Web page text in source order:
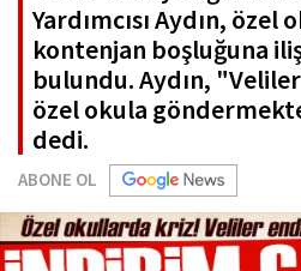
Yardımcısı Aydın,
kontenjan boşluğuna
bulundu. Aydın,
özel okula
dedi.
ABONE OL